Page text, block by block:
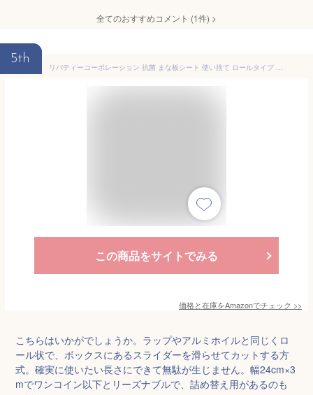
全てのおすすめコメント (1件) >
5th
リバティーコーポレーション 抗菌 まな板シート 使い捨て ロールタイプ 24cm×3m LD-459
この商品をサイトでみる
価格と在庫をAmazonでチェック >>
こちらはいかがでしょうか。ラップやアルミホイルと同じくロ
ール状で、ボックスにあるスライダーを滑らせてカットする方
式。確実に使いたい長さにできて無駄が生じません。幅24cm×3
mでワンコイン以下とリーズナブルで、詰め替え用があるのも